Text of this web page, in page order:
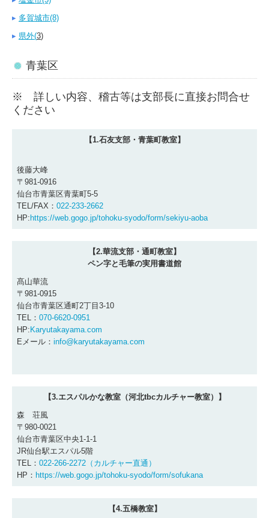
▸ 多賀城市(8)
▸ 県外(3)
青葉区
※ 詳しい内容、稽古等は支部長に直接お問合せ
ください
【1.石友支部・青葉町教室】
後藤大峰
〒981-0916
仙台市青葉区青葉町5-5
TEL/FAX： 022-233-2662
HP:https://web.gogo.jp/tohoku-syodo/form/sekiyu-aoba
【2.華流支部・通町教室】
ペン字と毛筆の実用書道館
髙山華流
〒981-0915
仙台市青葉区通町2丁目3-10
TEL： 070-6620-0951
HP:Karyutakayama.com
Eメール： info@karyutakayama.com
【3.エスパルかな教室（河北tbcカルチャー教室）】
森 荘風
〒980-0021
仙台市青葉区中央1-1-1
JR仙台駅エスパル5階
TEL： 022-266-2272（カルチャー直通）
HP： https://web.gogo.jp/tohoku-syodo/form/sofukana
【4.五橋教室】